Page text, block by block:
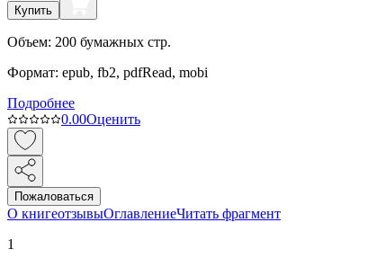
Купить
Объем: 200 бумажных стр.
Формат: epub, fb2, pdfRead, mobi
Подробнее
0.00Оценить
Пожаловаться
О книгеотзывыОглавлениеЧитать фрагмент
1